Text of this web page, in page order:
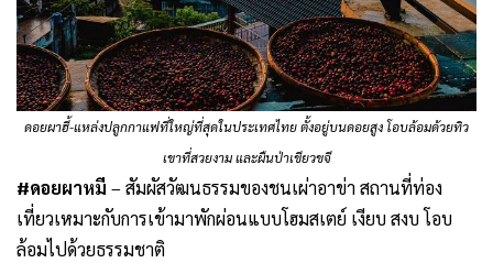
ดอยผาฮี้-แหล่งปลูกกาแฟที่ใหญ่ที่สุดในประเทศไทย ตั้งอยู่บนดอยสูง โอบล้อมด้วยทิว
เขาที่สวยงาม และผืนป่าเขียวขจี
#ดอยผาหมี – สัมผัสวัฒนธรรมของชนเผ่าอาข่า สถานที่ท่อง
เที่ยวเหมาะกับการเข้ามาพักผ่อนแบบโฮมสเตย์ เงียบ สงบ โอบ
ล้อมไปด้วยธรรมชาติ